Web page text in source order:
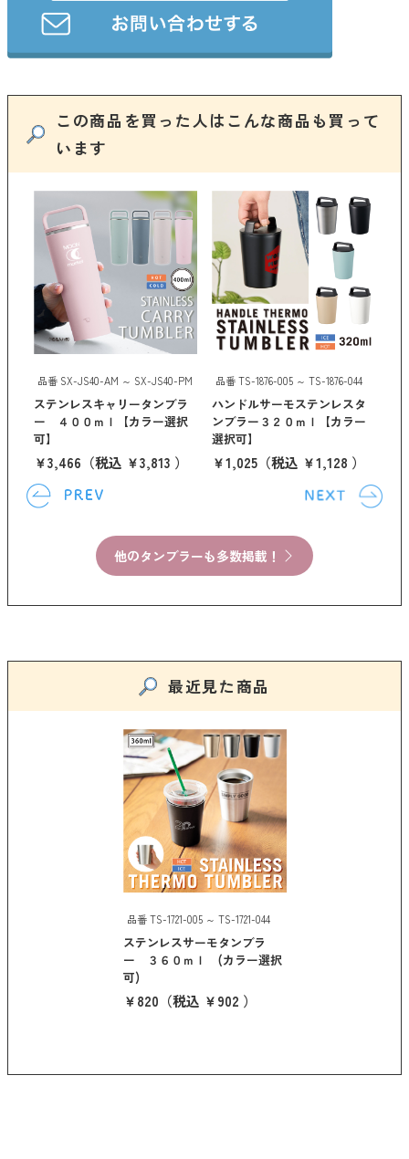
THERMOS
象印
京都くろちく
ANKER
クリア 検索
この商品を買った人はこんな商品も買って
います
品番 SX-JS40-AM ～ SX-JS40-PM
ステンレスキャリータンブラ
ー ４００ｍｌ【カラー選択
可】
￥3,466 （税込 ￥3,813 ）
品番 TS-1876-005 ～ TS-1876-044
ハンドルサーモステンレスタ
ンブラー３２０ｍｌ【カラー
選択可】
￥1,025 （税込 ￥1,128 ）
他のタンブラーも多数掲載！
最近見た商品
品番 TS-1721-005 ～ TS-1721-044
ステンレスサーモタンブラ
ー ３６０ｍｌ (カラー選択
可)
￥820 （税込 ￥902 ）